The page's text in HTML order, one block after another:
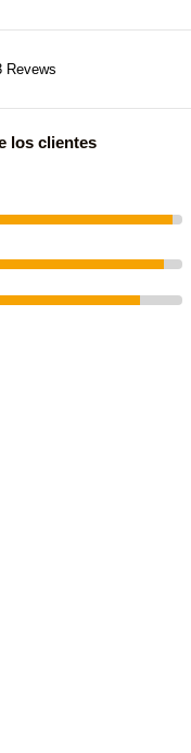
Revews
los clientes